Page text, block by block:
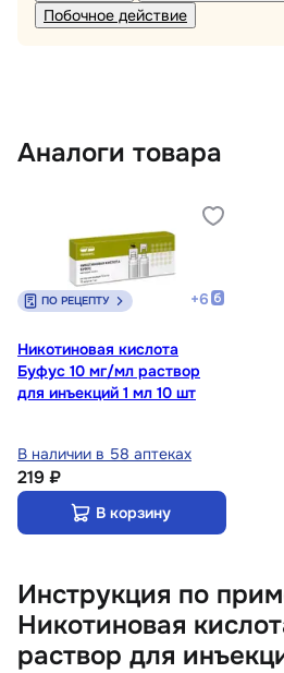
Побочное действие
Аналоги товара
ПО РЕЦЕПТУ +6
Никотиновая кислота
Буфус 10 мг/мл раствор
для инъекций 1 мл 10 шт
В наличии в 58 аптеках
219 ₽
В корзину
Инструкция по
Никотиновая
раствор для